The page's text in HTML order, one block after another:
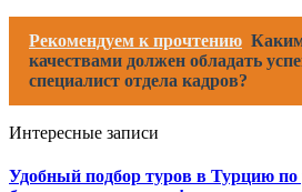
Рекомендуем к прочтению
качествами должен обладать
специалист отдела кадров?
Интересные записи
Удобный подбор туров в Турцию по